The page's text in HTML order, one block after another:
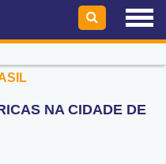
NA CIDADE DE